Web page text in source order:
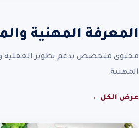
المعرفة المهنية
محتوى متخصص يدعم تطوير العقلية
المهنية.
عرض الكل ←